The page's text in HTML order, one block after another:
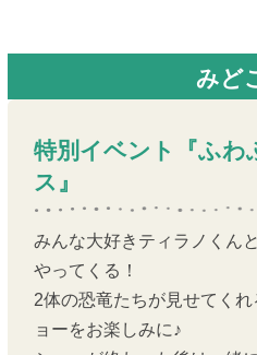
みど
特別イベント『ふわ
ス』
みんな大好きティラノくん
やってくる！
2体の恐竜たちが見せてく
ョーをお楽しみに♪